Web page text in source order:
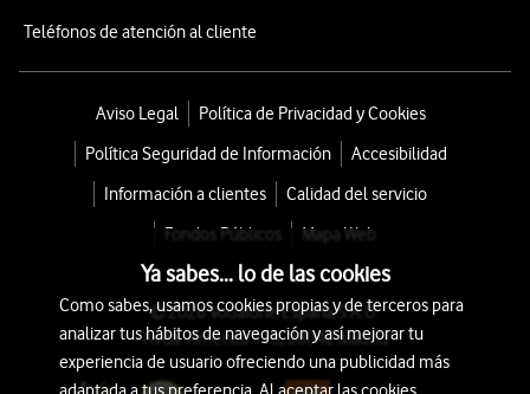
Teléfonos de atención al cliente
Aviso Legal
Política de Privacidad y Cookies
Política Seguridad de Información
Accesibilidad
Información a clientes
Calidad del servicio
Fondos Públicos
Mapa Web
© 2026 Vodafone España S.A.U.
Avda. América 115, 28042 Madrid
Ya sabes... lo de las cookies
Como sabes, usamos cookies propias y de terceros para
analizar tus hábitos de navegación y así mejorar tu
experiencia de usuario ofreciendo una publicidad más